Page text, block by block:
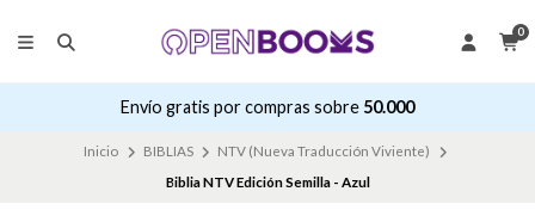
0
Envío gratis por compras sobre 50.000
Inicio BIBLIAS
NTV (Nueva Traducción Viviente)
Biblia NTV Edición Semilla - Azul